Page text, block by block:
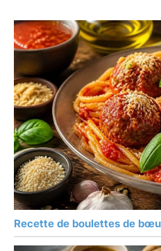
Recette de boulettes de